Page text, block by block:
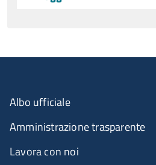
Albo ufficiale
Amministrazione trasparente
Lavora con noi